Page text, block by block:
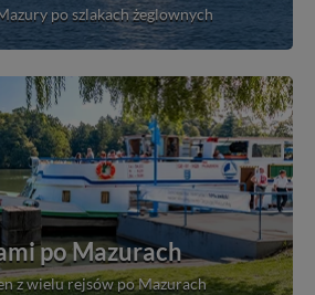
po szlakach żeglownych
po Mazurach
z wielu rejsów po Mazurach